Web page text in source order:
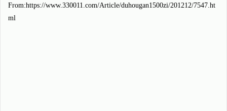
From:https://www.330011.com/Article/duhougan1500zi/201212/7547.ht
ml